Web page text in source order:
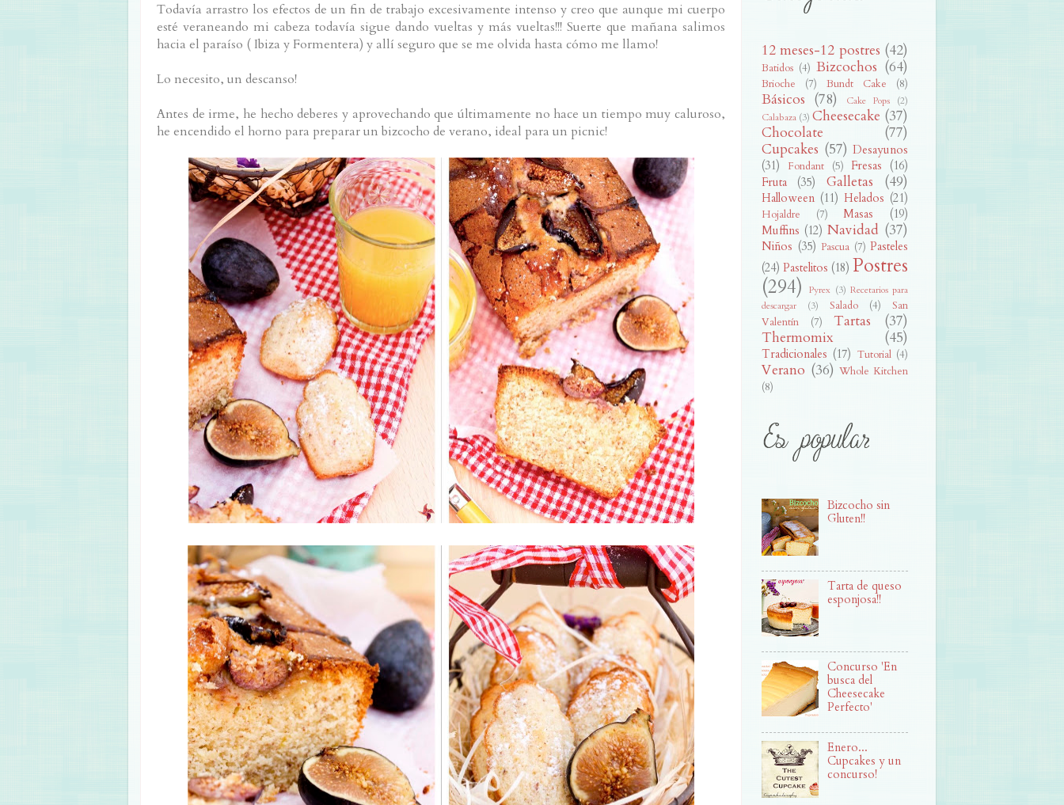
Todavía arrastro los efectos de un fin de trabajo excesivamente intenso y creo que aunque mi cuerpo
esté veraneando mi cabeza todavía sigue dando vueltas y más vueltas!!! Suerte que mañana salimos
hacia el paraíso ( Ibiza y Formentera) y allí seguro que se me olvida hasta cómo me llamo!
Lo necesito, un descanso!
Antes de irme, he hecho deberes y aprovechando que últimamente no hace un tiempo muy caluroso,
he encendido el horno para preparar un bizcocho de verano, ideal para un picnic!
12 meses-12 postres (42)
Batidos (4) Bizcochos (64)
Brioche (7) Bundt Cake (8)
Básicos (78) Cake Pops
(2)
Calabaza (3) Cheesecake (37)
Chocolate
(77)
Cupcakes (57) Desayunos
(31)
Fondant (5) Fresas
(16)
Fruta
(35) Galletas (49)
Halloween (11) Helados (21)
Hojaldre (7) Masas
(19)
Muffins (12) Navidad (37)
Niños (35) Pascua (7) Pasteles
(24) Pastelitos (18) Postres
(294)
Pyrex (3) Recetarios para
descargar
(3) Salado (4)
San
Valentín
(7) Tartas
(37)
Thermomix
(45)
Tradicionales (17) Tutorial (4)
Verano (36) Whole Kitchen
(8)
Bizcocho sin
Gluten!!
Tarta de queso
esponjosa!!
Concurso 'En
busca del
Cheesecake
Perfecto'
Enero...
Cupcakes y un
concurso!